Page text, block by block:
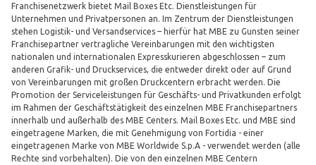
Franchisenetzwerk bietet Mail Boxes Etc. Dienstleistungen für
Unternehmen und Privatpersonen an. Im Zentrum der Dienstleistungen
stehen Logistik- und Versandservices – hierfür hat MBE zu Gunsten seiner
Franchisepartner vertragliche Vereinbarungen mit den wichtigsten
nationalen und internationalen Expresskurieren abgeschlossen – zum
anderen Grafik- und Druckservices, die entweder direkt oder auf Grund
von Vereinbarungen mit großen Druckcentern erbracht werden. Die
Promotion der Serviceleistungen für Geschäfts- und Privatkunden erfolgt
im Rahmen der Geschäftstätigkeit des einzelnen MBE Franchisepartners
innerhalb und außerhalb des MBE Centers. Mail Boxes Etc. und MBE sind
eingetragene Marken, die mit Genehmigung von Fortidia - einer
eingetragenen Marke von MBE Worldwide S.p.A - verwendet werden (alle
Rechte sind vorbehalten). Die von den einzelnen MBE Centern